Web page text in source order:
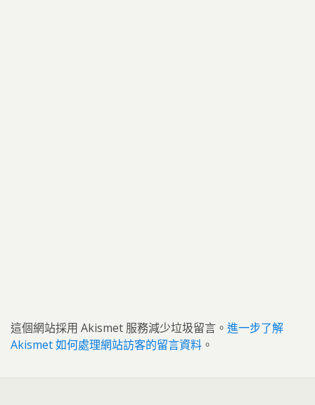
這個網站採用 Akismet 服務減少垃圾留言。 進一步了解
Akismet 如何處理網站訪客的留言資料 。